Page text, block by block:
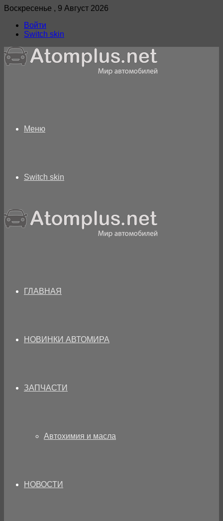
Воскресенье , 9 Август 2026
Войти
Switch skin
Меню
Switch skin
ГЛАВНАЯ
НОВИНКИ АВТОМИРА
ЗАПЧАСТИ
Автохимия и масла
НОВОСТИ